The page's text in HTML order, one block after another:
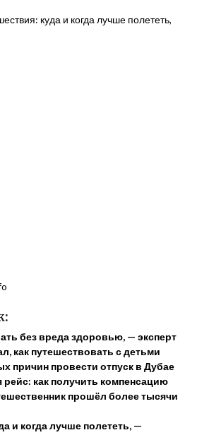
куда и когда лучше полететь,
без вреда здоровью, — эксперт
как путешествовать с детьми
причин провести отпуск в Дубае
как получить компенсацию
прошёл более тысячи
и когда лучше полететь, —